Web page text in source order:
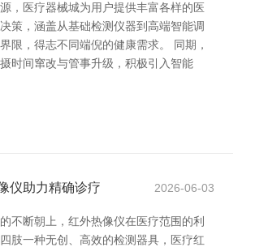
，医疗器械城为用户提供丰富各样的医
策，涵盖从基础检测仪器到高端智能调
限，得志不同端倪的健康需求。 同期，
时间窜改与管事升级，积极引入智能
仪助力精确诊疗 2026-06-03
不断朝上，红外热像仪在医疗范围的利
肢一种无创、高效的检测器具，医疗红